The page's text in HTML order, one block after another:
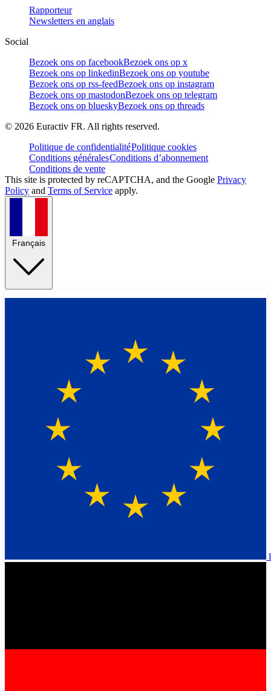
Rapporteur
Newsletters en anglais
Social
Bezoek ons op facebookBezoek ons op x
Bezoek ons op linkedinBezoek ons op youtube
Bezoek ons op rss-feedBezoek ons op instagram
Bezoek ons op mastodonBezoek ons op telegram
Bezoek ons op blueskyBezoek ons op threads
© 2026 Euractiv FR. All rights reserved.
Politique de confidentialitéPolitique cookies
Conditions généralesConditions d’abonnement
Conditions de vente
This site is protected by reCAPTCHA, and the Google Privacy
Policy and Terms of Service apply.
Français